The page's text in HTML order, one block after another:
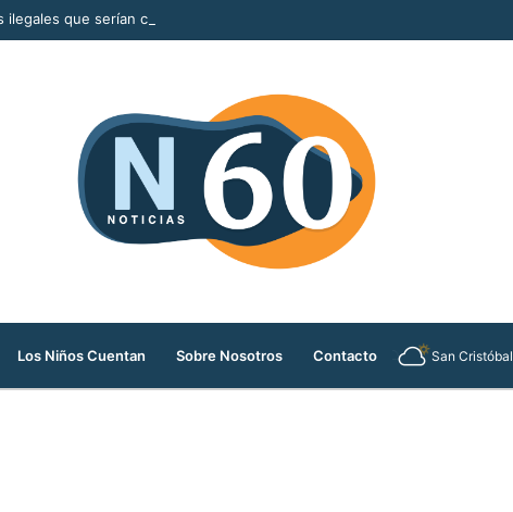
ilegales que serían comercializados durante la Feria de las Flores
Los Niños Cuentan Sobre Nosotros Contacto San Cristóbal